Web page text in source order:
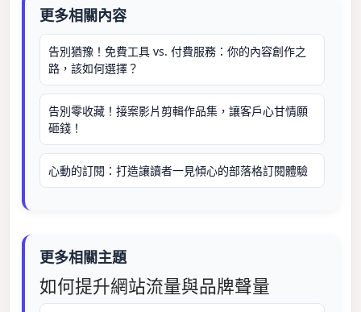
更多相關內容
告別猶豫！免費工具 vs. 付費服務：你的內容創作之
路，該如何選擇？
告別零收藏！接案影片剪輯作品集，讓客戶心甘情願
砸錢！
心動的訂閱：打造讓讀者一見傾心的部落格訂閱體驗
更多相關主題
如何提升網站流量與品牌聲量